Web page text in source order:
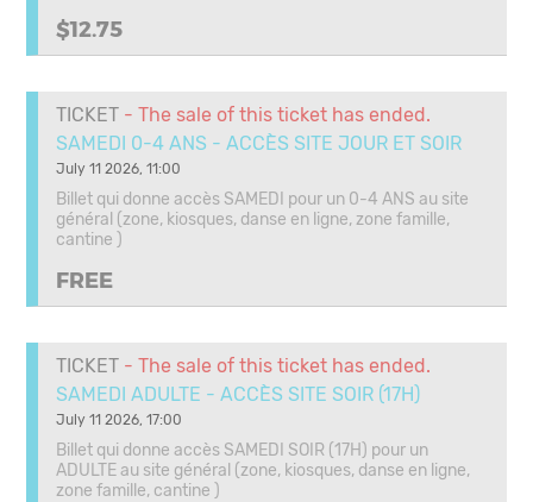
$12.75
TICKET - The sale of this ticket has ended.
SAMEDI 0-4 ANS - ACCÈS SITE JOUR ET SOIR
July 11 2026, 11:00
Billet qui donne accès SAMEDI pour un 0-4 ANS au site
général (zone, kiosques, danse en ligne, zone famille,
cantine )
FREE
TICKET - The sale of this ticket has ended.
SAMEDI ADULTE - ACCÈS SITE SOIR (17H)
July 11 2026, 17:00
Billet qui donne accès SAMEDI SOIR (17H) pour un
ADULTE au site général (zone, kiosques, danse en ligne,
zone famille, cantine )